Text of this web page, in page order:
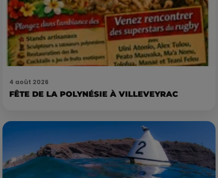
4 août 2026
FÊTE DE LA POLYNÉSIE À VILLEVEYRAC